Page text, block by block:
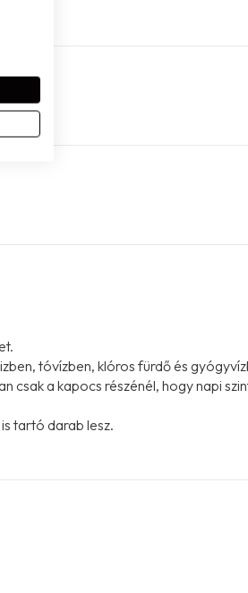
tóvízben, klóros fürdő és
csak a kapocs részénél, hogy napi
tartó darab lesz.